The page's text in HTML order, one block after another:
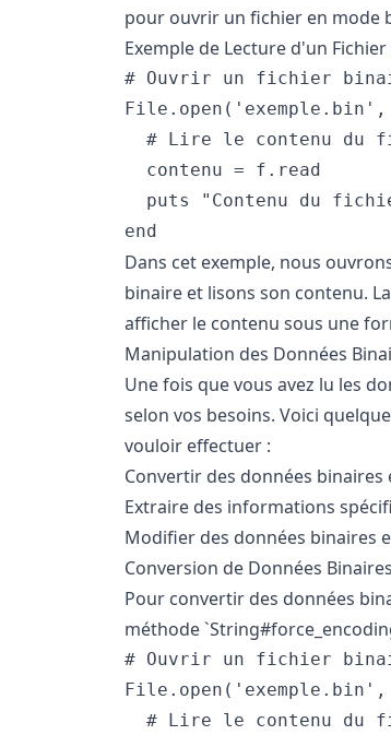
pour ouvrir un fichier en mode
Exemple de Lecture d'un
# Ouvrir un fichier
# Lire le contenu du
  contenu = f.read
puts "Contenu du
Dans cet exemple, nous
binaire et lisons son contenu.
afficher le contenu sous une
Manipulation des Données
Une fois que vous avez lu les
selon vos besoins. Voici
vouloir effectuer :
Convertir des données binaires
Extraire des informations
Modifier des données binaires
Conversion de Données
Pour convertir des données
méthode
# Ouvrir un fichier
# Lire le contenu du